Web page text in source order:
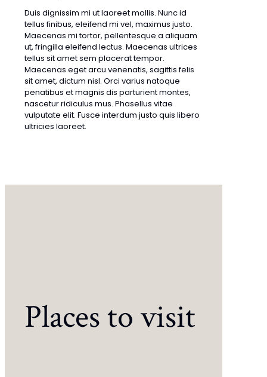
Duis dignissim mi ut laoreet mollis. Nunc id
tellus finibus, eleifend mi vel, maximus justo.
Maecenas mi tortor, pellentesque a aliquam
ut, fringilla eleifend lectus. Maecenas ultrices
tellus sit amet sem placerat tempor.
Maecenas eget arcu venenatis, sagittis felis
sit amet, dictum nisl. Orci varius natoque
penatibus et magnis dis parturient montes,
nascetur ridiculus mus. Phasellus vitae
vulputate elit. Fusce interdum justo quis libero
ultricies laoreet.
Places to visit